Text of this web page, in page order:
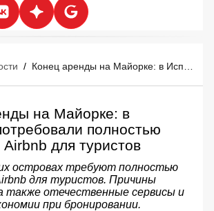
/
на Майорке: в
полностью
Airbnb для туристов
островах требуют полностью
для туристов. Причины
также отечественные сервисы и
при бронировании.